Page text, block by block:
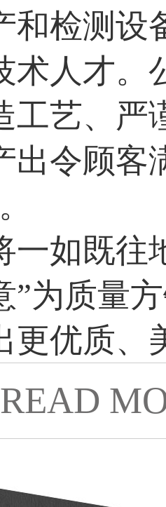
和检测设
术人才。
工艺、严
出令顾客
如既往
”为质量
更优质、
READ